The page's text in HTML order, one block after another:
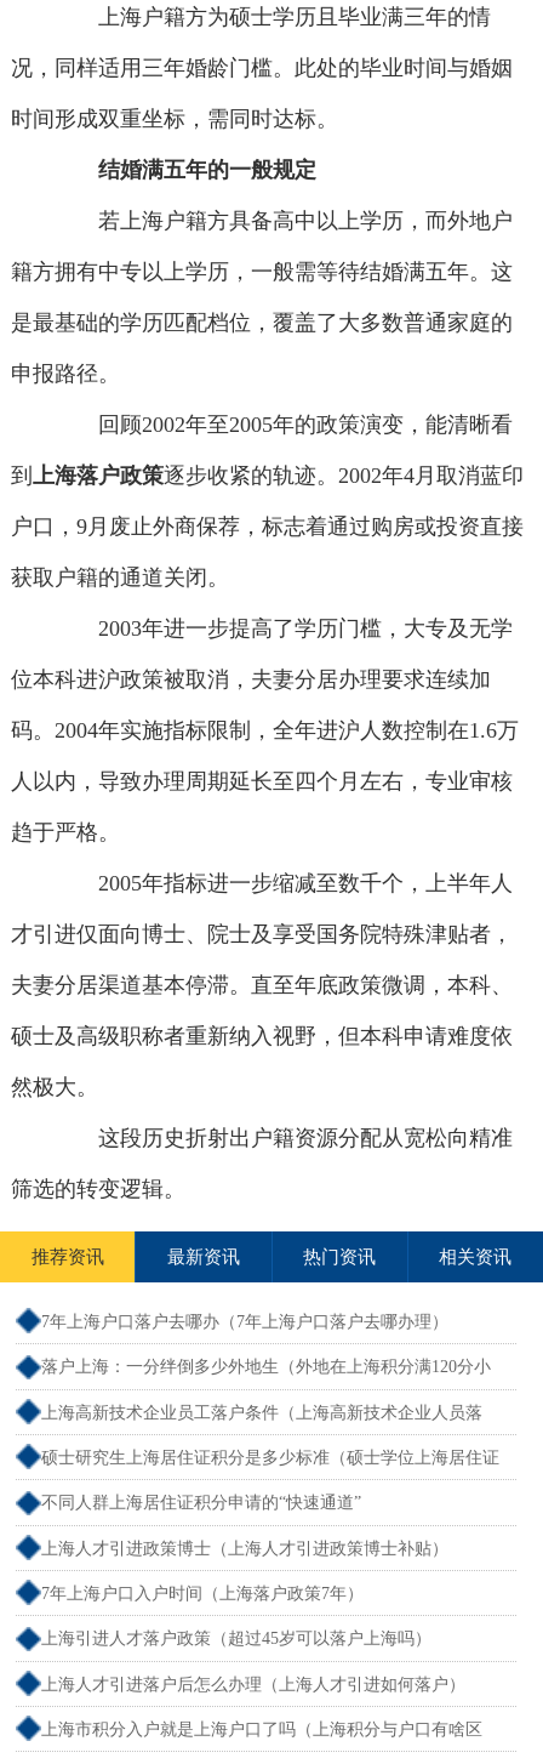
上海户籍方为硕士学历且毕业满三年的情
况，同样适用三年婚龄门槛。此处的毕业时间与婚姻
时间形成双重坐标，需同时达标。
结婚满五年的一般规定
若上海户籍方具备高中以上学历，而外地户
籍方拥有中专以上学历，一般需等待结婚满五年。这
是最基础的学历匹配档位，覆盖了大多数普通家庭的
申报路径。
回顾2002年至2005年的政策演变，能清晰看
到 上海落户政策逐步收紧的轨迹。2002年4月取消蓝印
户口，9月废止外商保荐，标志着通过购房或投资直接
获取户籍的通道关闭。
2003年进一步提高了学历门槛，大专及无学
位本科进沪政策被取消，夫妻分居办理要求连续加
码。2004年实施指标限制，全年进沪人数控制在1.6万
人以内，导致办理周期延长至四个月左右，专业审核
趋于严格。
2005年指标进一步缩减至数千个，上半年人
才引进仅面向博士、院士及享受国务院特殊津贴者，
夫妻分居渠道基本停滞。直至年底政策微调，本科、
硕士及高级职称者重新纳入视野，但本科申请难度依
然极大。
这段历史折射出户籍资源分配从宽松向精准
筛选的转变逻辑。
推荐资讯 最新资讯 热门资讯 相关资讯
7年上海户口落户去哪办（7年上海户口落户去哪办理）
落户上海：一分绊倒多少外地生（外地在上海积分满120分小
孩可以考上海大学吗）
上海高新技术企业员工落户条件（上海高新技术企业人员落
户）
硕士研究生上海居住证积分是多少标准（硕士学位上海居住证
积分）
不同人群上海居住证积分申请的“快速通道”
上海人才引进政策博士（上海人才引进政策博士补贴）
7年上海户口入户时间（上海落户政策7年）
上海引进人才落户政策（超过45岁可以落户上海吗）
上海人才引进落户后怎么办理（上海人才引进如何落户）
上海市积分入户就是上海户口了吗（上海积分与户口有啥区